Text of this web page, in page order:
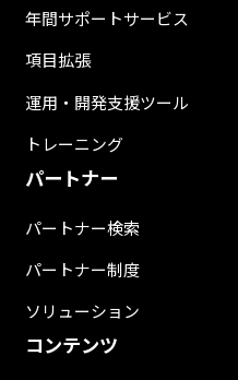
年間サポートサービス
項目拡張
運用・開発支援ツール
トレーニング
パートナー
パートナー検索
パートナー制度
ソリューション
コンテンツ